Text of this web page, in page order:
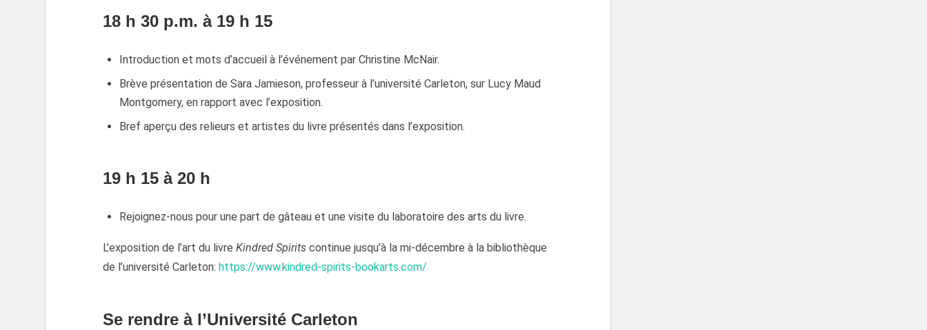
18 h 30 p.m. à 19 h 15
Introduction et mots d’accueil à l’événement par Christine McNair.
Brève présentation de Sara Jamieson, professeur à l’université Carleton, sur Lucy Maud
Montgomery, en rapport avec l’exposition.
Bref aperçu des relieurs et artistes du livre présentés dans l’exposition.
19 h 15 à 20 h
Rejoignez-nous pour une part de gâteau et une visite du laboratoire des arts du livre.
L’exposition de l’art du livre Kindred Spiritscontinue jusqu’à la mi-décembre à la bibliothèque
de l’université Carleton: https://www.kindred-spirits-bookarts.com/
Se rendre à l’Université Carleton